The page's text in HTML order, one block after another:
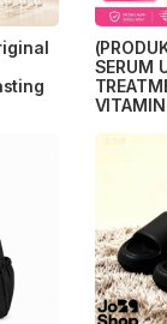
SERUM